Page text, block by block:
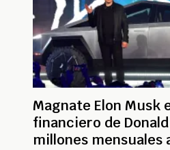
Magnate Elon Musk
financiero de
millones mensuales